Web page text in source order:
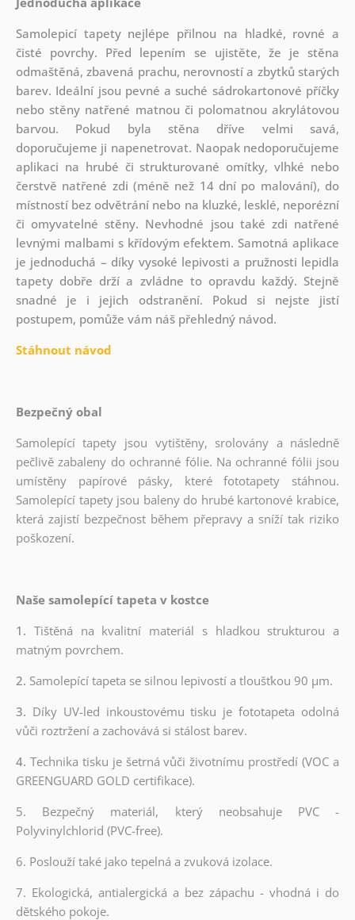
Samolepicí tapety nejlépe přilnou na hladké, rovné a
čisté povrchy. Před lepením se ujistěte, že je stěna
odmaštěná, zbavená prachu, nerovností a zbytků starých
barev. Ideální jsou pevné a suché sádrokartonové příčky
nebo stěny natřené matnou či polomatnou akrylátovou
barvou. Pokud byla stěna dříve velmi savá,
doporučujeme ji napenetrovat. Naopak nedoporučujeme
aplikaci na hrubé či strukturované omítky, vlhké nebo
čerstvě natřené zdi (méně než 14 dní po malování), do
místností bez odvětrání nebo na kluzké, lesklé, neporézní
či omyvatelné stěny. Nevhodné jsou také zdi natřené
levnými malbami s křídovým efektem. Samotná aplikace
je jednoduchá – díky vysoké lepivosti a pružnosti lepidla
tapety dobře drží a zvládne to opravdu každý. Stejně
snadné je i jejich odstranění. Pokud si nejste jistí
postupem, pomůže vám náš přehledný návod.
Stáhnout návod
Bezpečný obal
Samolepící tapety jsou vytištěny, srolovány a následně
pečlivě zabaleny do ochranné fólie. Na ochranné fólii jsou
umístěny papírové pásky, které fototapety stáhnou.
Samolepící tapety jsou baleny do hrubé kartonové krabice,
která zajistí bezpečnost během přepravy a sníží tak riziko
poškození.
Naše samolepící tapeta v kostce
1. Tištěná na kvalitní materiál s hladkou strukturou a
matným povrchem.
2. Samolepící tapeta se silnou lepivostí a tloušťkou 90 µm.
3. Díky UV-led inkoustovému tisku je fototapeta odolná
vůči roztržení a zachovává si stálost barev.
4. Technika tisku je šetrná vůči životnímu prostředí (VOC a
GREENGUARD GOLD certifikace).
5. Bezpečný materiál, který neobsahuje PVC -
Polyvinylchlorid (PVC-free).
6. Poslouží také jako tepelná a zvuková izolace.
7. Ekologická, antialergická a bez zápachu - vhodná i do
dětského pokoje.